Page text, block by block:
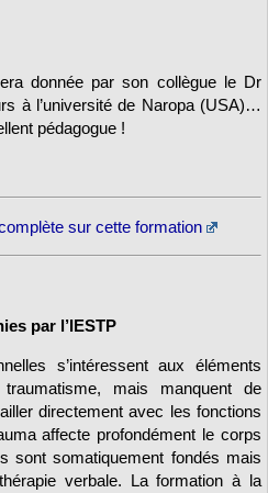
donnée par son collègue le Dr
à l’université de Naropa (USA)…
pédagogue !
sur cette formation
par l’IESTP
s’intéressent aux éléments
mais manquent de
directement avec les fonctions
affecte profondément le corps
sont somatiquement fondés mais
verbale. La formation à la